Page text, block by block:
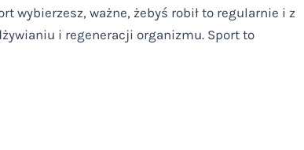
wybierzesz, ważne, żebyś robił to regularnie i z
i regeneracji organizmu. Sport to